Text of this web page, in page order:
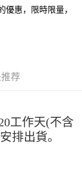
外申请。（限个人
到大哥付的交易流
页面所载为准。
，订单将自动取
无法说明评估内
址。
惠，限時限量，
荐
工作天(不含
排出貨。